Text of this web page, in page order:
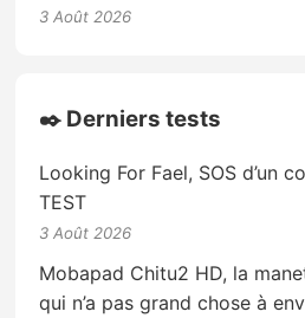
3 Août 2026
✒️ Derniers tests
Looking For Fael, SOS d’un
TEST
3 Août 2026
Mobapad Chitu2 HD, la
qui n’a pas grand chose à